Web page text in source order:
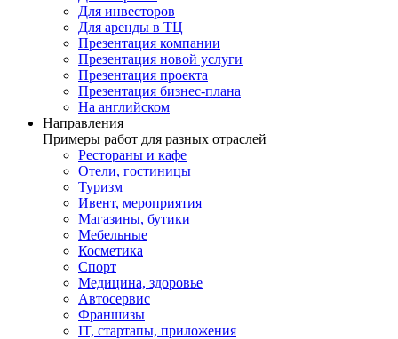
Для инвесторов
Для аренды в ТЦ
Презентация компании
Презентация новой услуги
Презентация проекта
Презентация бизнес-плана
На английском
Направления
Примеры работ для разных отраслей
Рестораны и кафе
Отели, гостиницы
Туризм
Ивент, мероприятия
Магазины, бутики
Мебельные
Косметика
Спорт
Медицина, здоровье
Автосервис
Франшизы
IT, стартапы, приложения